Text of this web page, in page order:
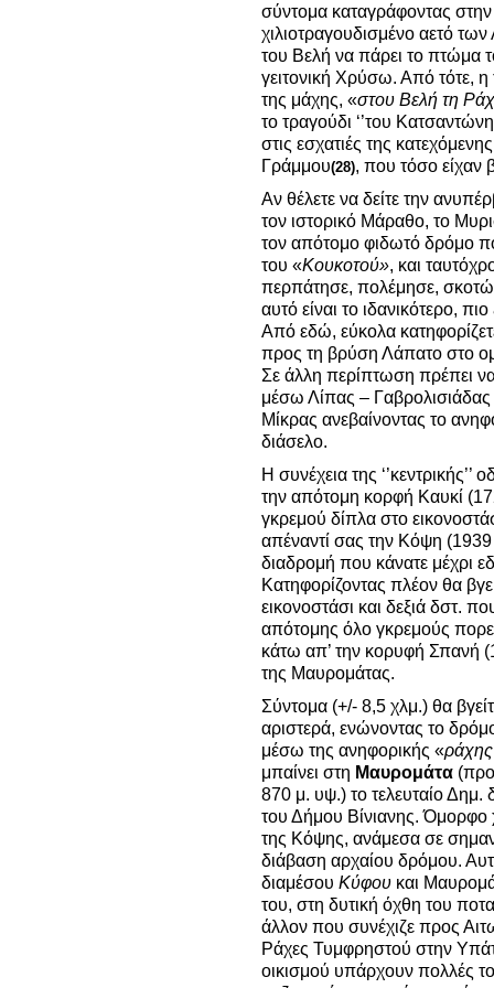
σύντομα καταγράφοντας στην
χιλιοτραγουδισμένο αετό
του Βελή να πάρει το πτώμα
γειτονική Χρύσω. Από τότε,
της μάχης, «στου Βελή τη
το τραγούδι ‘’του
στις εσχατιές της
Γράμμου(28), που τόσο είχαν
Αν θέλετε να δείτε την
τον ιστορικό Μάραθο, το
τον απότομο φιδωτό δρόμο
του «Κουκοτού», και
περπάτησε, πολέμησε,
αυτό είναι το ιδανικότερο,
Από εδώ, εύκολα
προς τη βρύση Λάπατο στο
Σε άλλη περίπτωση πρέπει
μέσω Λίπας – Γαβρολισιάδας
Μίκρας ανεβαίνοντας το
διάσελο.
Η συνέχεια της
την απότομη κορφή Καυκί
γκρεμού δίπλα στο
απέναντί σας την Κόψη
διαδρομή που κάνατε μέχρι
Κατηφορίζοντας πλέον θα
εικονοστάσι και δεξιά δστ.
απότομης όλο γκρεμούς
κάτω απ’ την κορυφή Σπανή
της Μαυρομάτας.
Σύντομα (+/- 8,5 χλμ.) θα
αριστερά, ενώνοντας το
μέσω της ανηφορικής «
μπαίνει στη Μαυρομάτα
870 μ. υψ.) το τελευταίο Δημ.
του Δήμου Βίνιανης. Όμορφο
της Κόψης, ανάμεσα σε
διάβαση αρχαίου δρόμου.
διαμέσου Κύφου και
του, στη δυτική όχθη του
άλλον που συνέχιζε προς
Ράχες Τυμφρηστού στην
οικισμού υπάρχουν πολλές